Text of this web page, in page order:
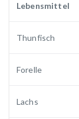
Lebensmittel
Thunfisch
Forelle
Lachs